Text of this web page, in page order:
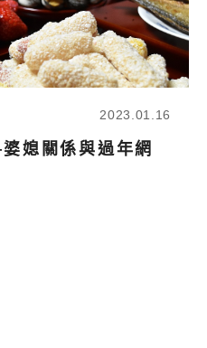
2023.01.16
媳關係與過年網